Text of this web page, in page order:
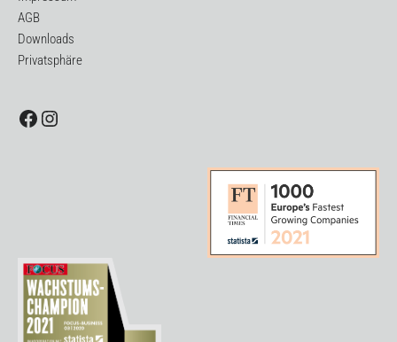
AGB
Downloads
Privatsphäre
Facebook
Instagram